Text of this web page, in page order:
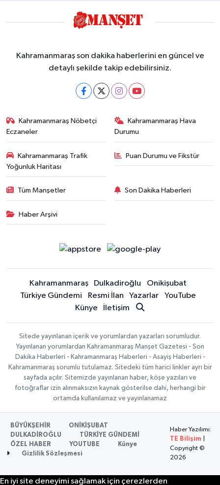
Kahramanmaraş son dakika haberlerini en güncel ve
detaylı şekilde takip edebilirsiniz.
Kahramanmaraş Nöbetçi
Eczaneler
Kahramanmaraş Hava
Durumu
Kahramanmaraş Trafik
Yoğunluk Haritası
Puan Durumu ve Fikstür
Tüm Manşetler Son Dakika Haberleri
Haber Arşivi
Kahramanmaraş Dulkadiroğlu
Onikişubat
Türkiye Gündemi
Resmi İlan Yazarlar
YouTube
Künye
İletişim
Sitede yayınlanan içerik ve yorumlardan yazarları sorumludur.
Yayınlanan yorumlardan Kahramanmaraş Manşet Gazetesi - Son
Dakika Haberleri - Kahramanmaraş Haberleri - Asayiş Haberleri -
Kahramanmaraş sorumlu tutulamaz. Sitedeki tüm harici linkler ayrı bir
sayfada açılır. Sitemizde yayınlanan haber, köşe yazıları ve
fotoğraflar izin alınmaksızın kaynak gösterilse dahi, herhangi bir
ortamda kullanılamaz ve yayınlanamaz
BÜYÜKŞEHİR
ONİKİŞUBAT
DULKADİROĞLU
TÜRKİYE GÜNDEMİ
ÖZEL HABER
YOUTUBE
Künye
Gizlilik Sözleşmesi
Haber Yazılımı:
TE Bilişim
Copyright ©
2026
En iyi site deneyimi sağlamak için çerezlerden